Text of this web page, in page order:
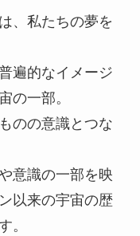
、私たちの夢を
遍的なイメージ
の一部。
のの意識とつな
意識の一部を映
以来の宇宙の歴
。